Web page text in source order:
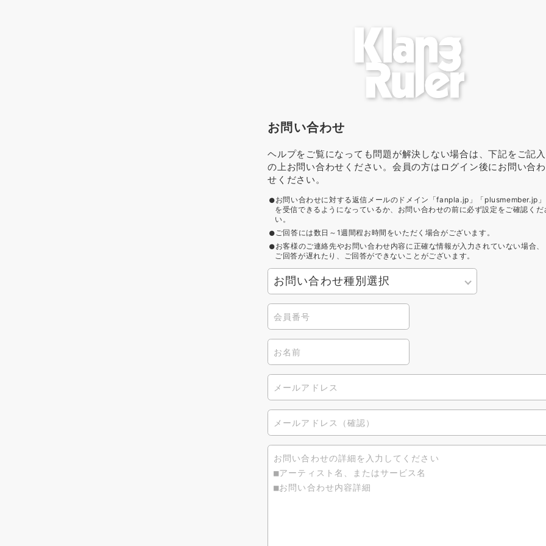
お問い合わせ
ヘルプをご覧になっても問題が解決しない場合は、下記をご記入
の上お問い合わせください。会員の方はログイン後にお問い合わ
せください。
お問い合わせに対する返信メールのドメイン「fanpla.jp」「plusmember.jp」
を受信できるようになっているか、お問い合わせの前に必ず設定をご確認くだ
い。
ご回答には数日～1週間程お時間をいただく場合がございます。
お客様のご連絡先やお問い合わせ内容に正確な情報が入力されていない場合、
ご回答が遅れたり、ご回答ができないことがございます。